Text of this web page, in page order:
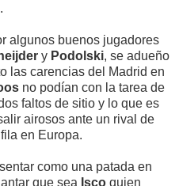
algunos buenos jugadores
y Podolski, se adueño
las carencias del Madrid en
no podían con la tarea de
faltos de sitio y lo que es
airosos ante un rival de
en Europa.
como una patada en
que sea Isco quien